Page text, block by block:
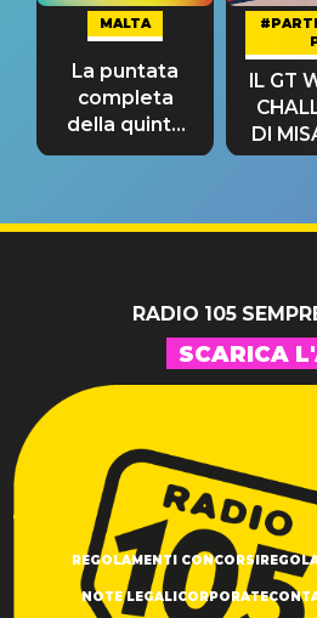
MALTA
La puntata
completa
della quinta
tappa
IL GT
DI
RADIO 105
SCARICA
REGOLAMENTI CONCORSI
NOTE LEGALI CORPORATE